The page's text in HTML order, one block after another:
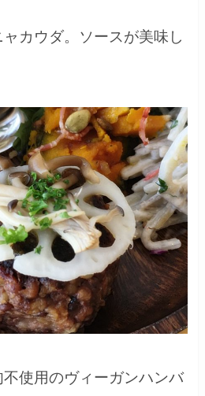
カウダ。ソースが美味し
不使用のヴィーガンハンバ